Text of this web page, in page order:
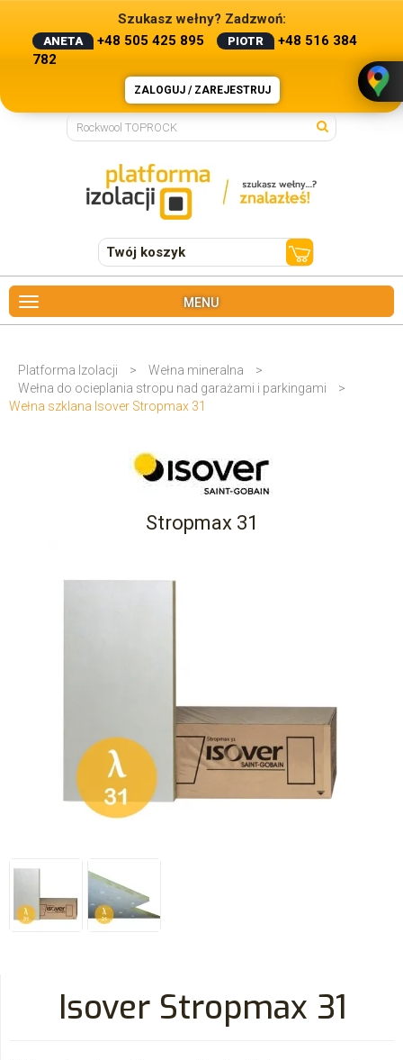
Szukasz wełny? Zadzwoń:
ANETA +48 505 425 895 PIOTR
+48 516 384
782
ZALOGUJ / ZAREJESTRUJ
Twój koszyk
MENU
Platforma Izolacji > Wełna mineralna
>
Wełna do ocieplania stropu nad garażami i parkingami
>
Wełna szklana Isover Stropmax 31
Stropmax 31
Isover Stropmax 31